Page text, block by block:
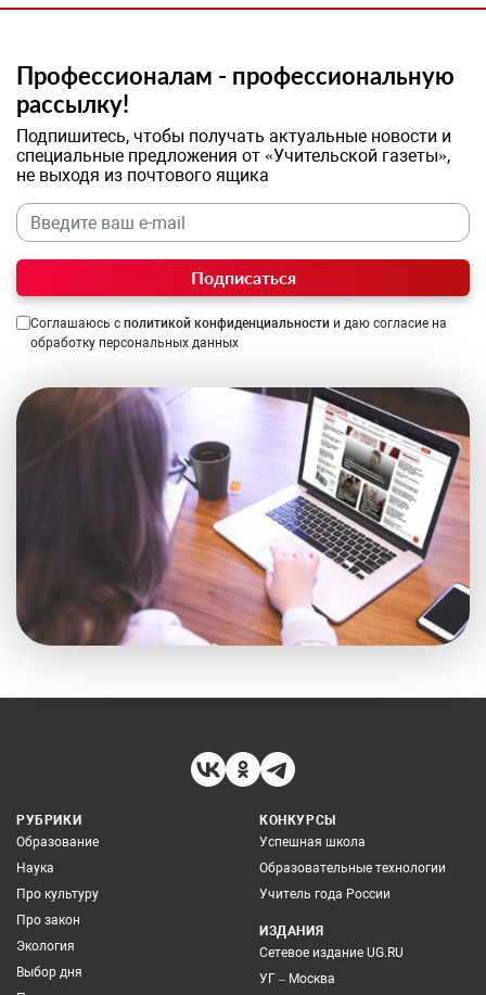
Профессионалам - профессиональную
рассылку!
Подпишитесь, чтобы получать актуальные новости и
специальные предложения от «Учительской газеты»,
не выходя из почтового ящика
Подписаться
Соглашаюсь с политикой конфиденциальности и даю согласие на
обработку персональных данных
РУБРИКИ
Образование
Наука
Про культуру
Про закон
Экология
Выбор дня
КОНКУРСЫ
Успешная школа
Образовательные технологии
Учитель года России
ИЗДАНИЯ
Сетевое издание UG.RU
УГ – Москва